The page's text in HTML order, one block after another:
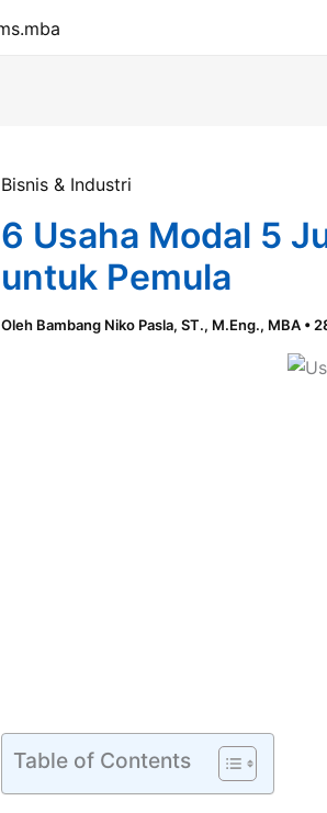
Bisnis & Industri
6 Usaha Modal 5
untuk Pemula
Oleh Bambang Niko Pasla, ST., M.Eng., MBA •
Table of Contents